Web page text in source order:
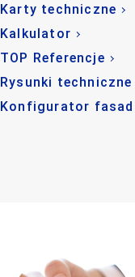
Karty techniczne
Kalkulator
TOP Referencje
Rysunki techniczne
Konfigurator fasad